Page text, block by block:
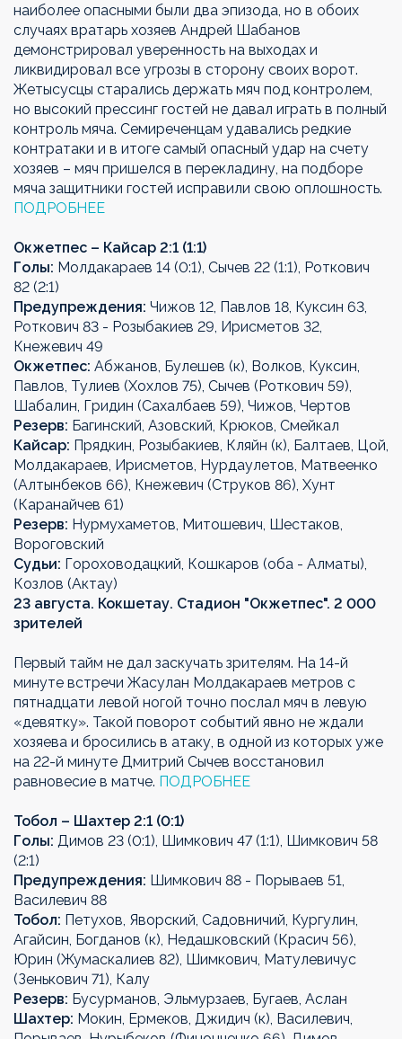
наиболее опасными были два эпизода, но в обоих
случаях вратарь хозяев Андрей Шабанов
демонстрировал уверенность на выходах и
ликвидировал все угрозы в сторону своих ворот.
Жетысусцы старались держать мяч под контролем,
но высокий прессинг гостей не давал играть в полный
контроль мяча. Семиреченцам удавались редкие
контратаки и в итоге самый опасный удар на счету
хозяев – мяч пришелся в перекладину, на подборе
мяча защитники гостей исправили свою оплошность.
ПОДРОБНЕЕ
Окжетпес – Кайсар 2:1 (1:1)
Голы: Молдакараев 14 (0:1), Сычев 22 (1:1), Роткович
82 (2:1)
Предупреждения: Чижов 12, Павлов 18, Куксин 63,
Роткович 83 - Розыбакиев 29, Ирисметов 32,
Кнежевич 49
Окжетпес: Абжанов, Булешев (к), Волков, Куксин,
Павлов, Тулиев (Хохлов 75), Сычев (Роткович 59),
Шабалин, Гридин (Сахалбаев 59), Чижов, Чертов
Резерв: Багинский, Азовский, Крюков, Смейкал
Кайсар: Прядкин, Розыбакиев, Кляйн (к), Балтаев, Цой,
Молдакараев, Ирисметов, Нурдаулетов, Матвеенко
(Алтынбеков 66), Кнежевич (Струков 86), Хунт
(Каранайчев 61)
Резерв: Нурмухаметов, Митошевич, Шестаков,
Вороговский
Судьи: Гороховодацкий, Кошкаров (оба - Алматы),
Козлов (Актау)
23 августа. Кокшетау. Стадион "Окжетпес". 2 000
зрителей
Первый тайм не дал заскучать зрителям. На 14-й
минуте встречи Жасулан Молдакараев метров с
пятнадцати левой ногой точно послал мяч в левую
«девятку». Такой поворот событий явно не ждали
хозяева и бросились в атаку, в одной из которых уже
на 22-й минуте Дмитрий Сычев восстановил
равновесие в матче. ПОДРОБНЕЕ
Тобол – Шахтер 2:1 (0:1)
Голы: Димов 23 (0:1), Шимкович 47 (1:1), Шимкович 58
(2:1)
Предупреждения: Шимкович 88 - Порываев 51,
Василевич 88
Тобол: Петухов, Яворский, Садовничий, Кургулин,
Агайсин, Богданов (к), Недашковский (Красич 56),
Юрин (Жумаскалиев 82), Шимкович, Матулевичус
(Зенькович 71), Калу
Резерв: Бусурманов, Эльмурзаев, Бугаев, Аслан
Шахтер: Мокин, Ермеков, Джидич (к), Василевич,